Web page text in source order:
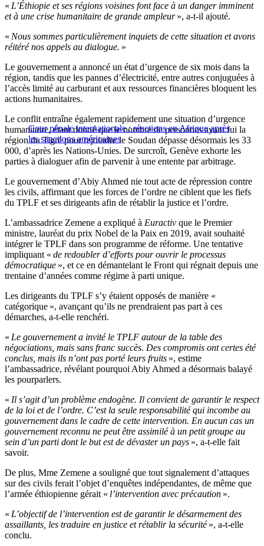
« L’Éthiopie et ses régions voisines font face à un danger imminent
et à une crise humanitaire de grande ampleur», a-t-il ajouté.
« Nous sommes particulièrement inquiets de cette situation et avons
réitéré nos appels au dialogue. »
Le gouvernement a annoncé un état d’urgence de six mois dans la
région, tandis que les pannes d’électricité, entre autres conjuguées à
l’accès limité au carburant et aux ressources financières bloquent les
actions humanitaires.
Cour pénale internationale : réactions en Afrique après
les sanctions américaines
Le conflit entraîne également rapidement une situation d’urgence
humanitaire, étant donné que le nombre de personnes ayant fui la
région du Tigré pour rejoindre le Soudan dépasse désormais les 33
000, d’après les Nations-Unies. De surcroît, Genève exhorte les
parties à dialoguer afin de parvenir à une entente par arbitrage.
Le gouvernement d’Abiy Ahmed nie tout acte de répression contre
les civils, affirmant que les forces de l’ordre ne ciblent que les fiefs
du TPLF et ses dirigeants afin de rétablir la justice et l’ordre.
L’ambassadrice Zemene a expliqué à Euractiv que le Premier
ministre, lauréat du prix Nobel de la Paix en 2019, avait souhaité
intégrer le TPLF dans son programme de réforme. Une tentative
impliquant « de redoubler d’efforts pour ouvrir le processus
démocratique », et ce en démantelant le Front qui régnait depuis une
trentaine d’années comme régime à parti unique.
Les dirigeants du TPLF s’y étaient opposés de manière «
catégorique », avançant qu’ils ne prendraient pas part à ces
démarches, a-t-elle renchéri.
« Le gouvernement a invité le TPLF autour de la table des
négociations, mais sans franc succès. Des compromis ont certes été
conclus, mais ils n’ont pas porté leurs fruits », estime
l’ambassadrice, révélant pourquoi Abiy Ahmed a désormais balayé
les pourparlers.
« Il s’agit d’un problème endogène. Il convient de garantir le respect
de la loi et de l’ordre. C’est la seule responsabilité qui incombe au
gouvernement dans le cadre de cette intervention. En aucun cas un
gouvernement reconnu ne peut être assimilé à un petit groupe au
sein d’un parti dont le but est de dévaster un pays », a-t-elle fait
savoir.
De plus, Mme Zemene a souligné que tout signalement d’attaques
sur des civils ferait l’objet d’enquêtes indépendantes, de même que
l’armée éthiopienne gérait « l’intervention avec précaution ».
« L’objectif de l’intervention est de garantir le désarmement des
assaillants, les traduire en justice et rétablir la sécurité», a-t-elle
conclu.